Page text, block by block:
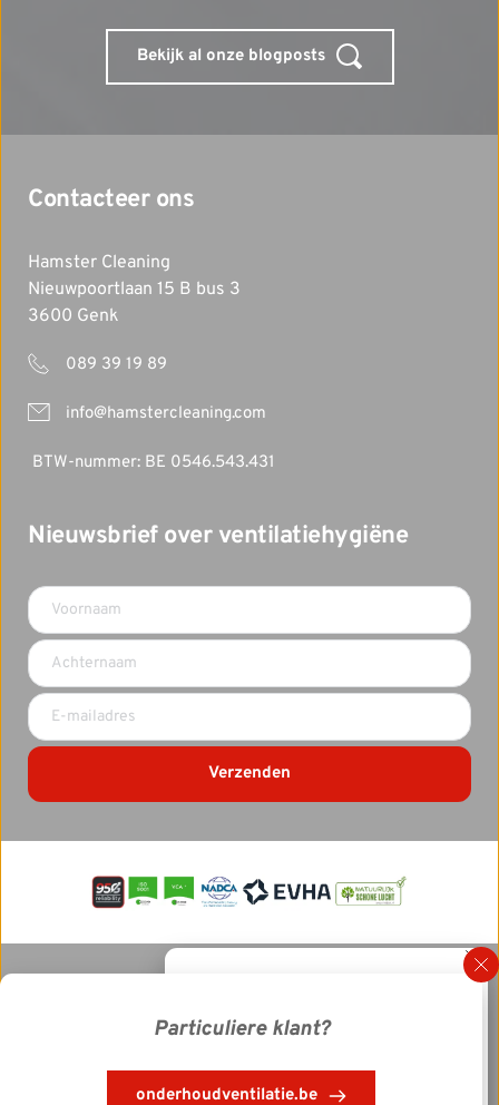
Bekijk al onze blogposts
Contacteer ons
Hamster Cleaning
Nieuwpoortlaan 15 B bus 3
3600 Genk
089 39 19 89
info@hamstercleaning.com
BTW-nummer: BE 0546.543.431
Nieuwsbrief over ventilatiehygiëne
Verzenden
Particuliere klant?
onderhoudventilatie.be